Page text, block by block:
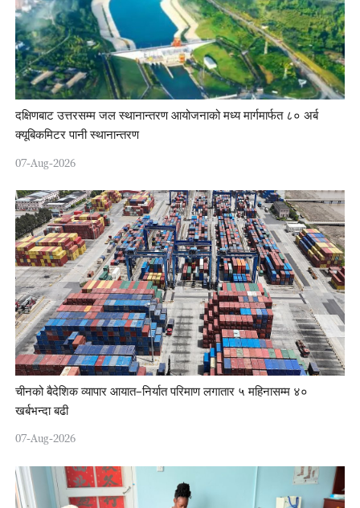
दक्षिणबाट उत्तरसम्म जल स्थानान्तरण आयोजनाको मध्य मार्गमार्फत ८० अर्ब
क्यूबिकमिटर पानी स्थानान्तरण
07-Aug-2026
चीनको बैदेशिक व्यापार आयात–निर्यात परिमाण लगातार ५ महिनासम्म ४०
खर्बभन्दा बढी
07-Aug-2026